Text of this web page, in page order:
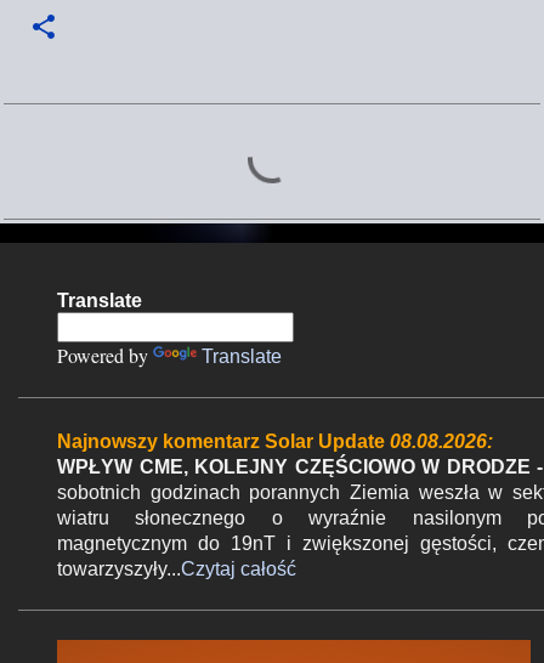
e
Translate
Powered by Translate
Najnowszy komentarz Solar Update 08.08.2026:
WPŁYW CME, KOLEJNY CZĘŚCIOWO W DRODZE -
sobotnich godzinach porannych Ziemia weszła w
wiatru słonecznego o wyraźnie nasilonym
magnetycznym do 19nT i zwiększonej gęstości,
towarzyszyły...Czytaj całość